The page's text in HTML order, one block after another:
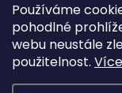
Používáme
pohodlné
webu neustále
použitelnost.